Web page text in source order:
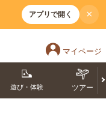
アプリで開く ×
マイページ
遊び・体験 ツアー